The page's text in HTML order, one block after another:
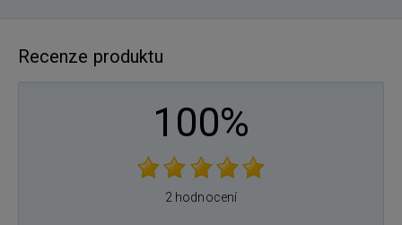
Recenze produktu
100%
2 hodnocení